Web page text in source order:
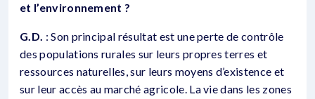
et l’environnement ?
G.D. : Son principal résultat est une perte de contrôle
des populations rurales sur leurs propres terres et
ressources naturelles, sur leurs moyens d’existence et
sur leur accès au marché agricole. La vie dans les zones